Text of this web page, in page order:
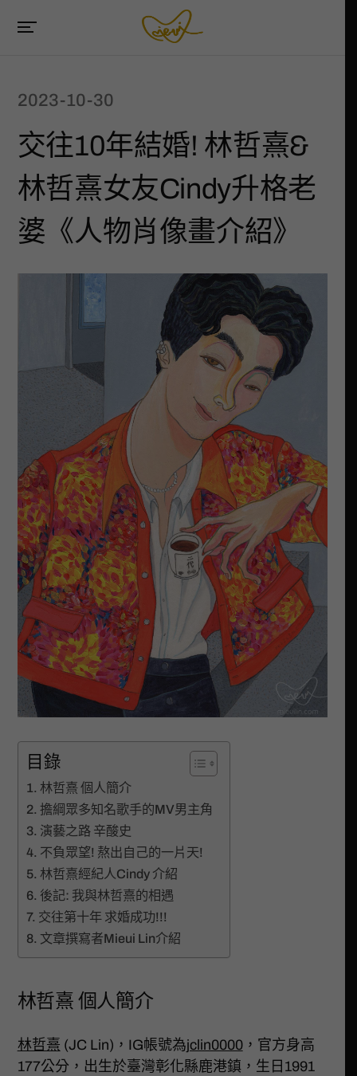
2023-10-30
交往10年結婚! 林哲熹&
林哲熹女友Cindy升格老
婆《人物肖像畫介紹》
目錄
林哲熹 個人簡介
擔綱眾多知名歌手的MV男主角
演藝之路 辛酸史
不負眾望! 熬出自己的一片天!
林哲熹經紀人Cindy 介紹
後記: 我與林哲熹的相遇
交往第十年 求婚成功!!!
文章撰寫者Mieui Lin介紹
林哲熹 個人簡介
林哲熹 (JC Lin)，IG帳號為jclin0000，官方身高
177公分，出生於臺灣彰化縣鹿港鎮，生日1991